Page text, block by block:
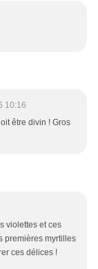
10:16
être divin ! Gros
violettes et ces
premières myrtilles
ces délices !